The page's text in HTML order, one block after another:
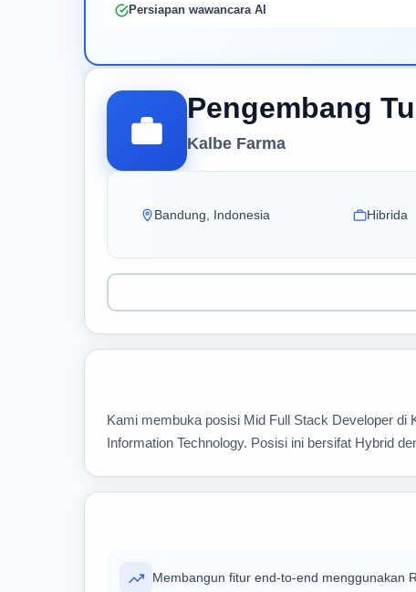
Pengembang
Kalbe Farma
Bandung, Indonesia Hibrida
Kami membuka posisi Mid Full Stack Developer di
Information Technology. Posisi ini bersifat Hybrid
Membangun fitur end-to-end menggunakan
Persiapan wawancara AI